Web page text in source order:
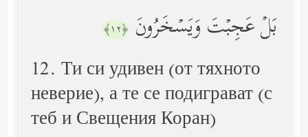
بَلۡ عَجِبۡتَ وَیَسۡخَرُونَ ﴿١٢﴾
12. Ти си удивен (от тяхното
неверие), а те се подиграват (с
теб и Свещения Коран)